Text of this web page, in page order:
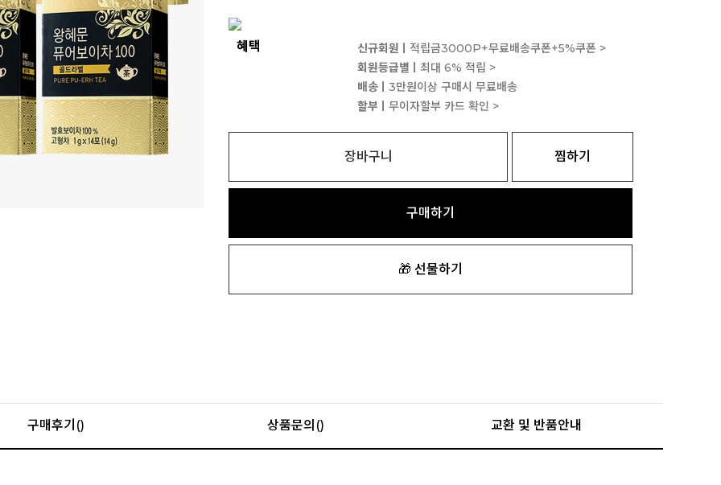
혜택 신규회원ㅣ 적립금3000P+무료배송쿠폰+5%쿠폰 >
회원등급별ㅣ 최대 6% 적립 >
배송ㅣ 3만원이상 구매시 무료배송
할부ㅣ 무이자할부 카드 확인 >
장바구니 찜하기
구매하기
🎁 선물하기
구매후기() 상품문의() 교환 및 반품안내